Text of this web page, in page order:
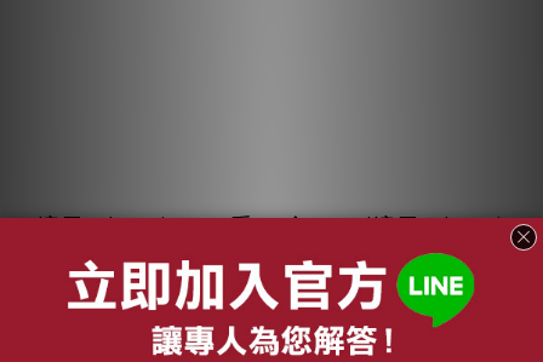
適用 Blueair 200系
列 203 205 270 280
HEPA抗菌濾芯 蜂巢
顆粒活性碳 複合式濾
NT$1,099
NT$1,540
含RFID|適用 Blueair
7700系列 7710i
7740i 7770i 複合式
HEPA抗菌濾芯濾網
NT$3,580
NT$5,990